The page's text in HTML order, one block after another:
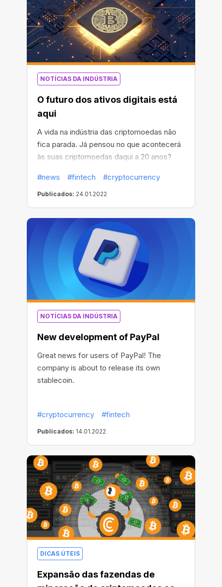
NOTÍCIAS DA INDÚSTRIA
O futuro dos ativos digitais está
aqui
A vida na indústria das criptomoedas não
fica parada. Já pensou no que acontecerá
às suas criptomoedas daqui a 20 anos?
repassar sua fortuna para a futura geração
ou deixá-la no nome de seus parentes e
entes mais próximos.
#news #fintech #cryptocurrency
Publicados: 24.01.2022
NOTÍCIAS DA INDÚSTRIA
New development of PayPal
Great news for users of PayPal! The
company is about to release its own
stablecoin.
#cryptocurrency #fintech
Publicados: 14.01.2022
DICAS ÚTEIS
Expansão das fazendas de